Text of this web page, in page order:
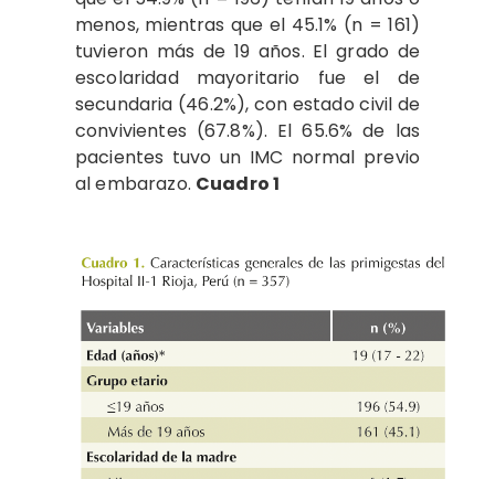
menos, mientras que el 45.1% (n = 161)
tuvieron más de 19 años. El grado de
escolaridad mayoritario fue el de
secundaria (46.2%), con estado civil de
convivientes (67.8%). El 65.6% de las
pacientes tuvo un IMC normal previo
al embarazo. Cuadro 1